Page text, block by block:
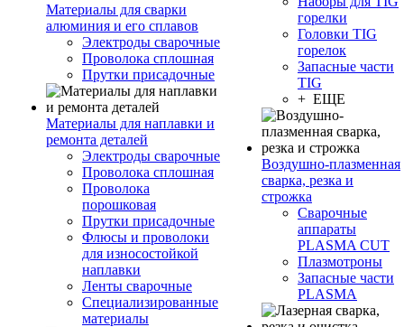
Материалы для сварки
алюминия и его сплавов
Электроды сварочные
Проволока сплошная
Прутки присадочные
Материалы для наплавки и
ремонта деталей
Электроды сварочные
Проволока сплошная
Проволока
порошковая
Прутки присадочные
Флюсы и проволоки
для износостойкой
наплавки
Ленты сварочные
Специализированные
материалы
горелки
Головки TIG
горелок
Запасные части
TIG
+ ЕЩЕ
Воздушно-плазменная
сварка, резка и
строжка
Сварочные
аппараты
PLASMA CUT
Плазмотроны
Запасные части
PLASMA